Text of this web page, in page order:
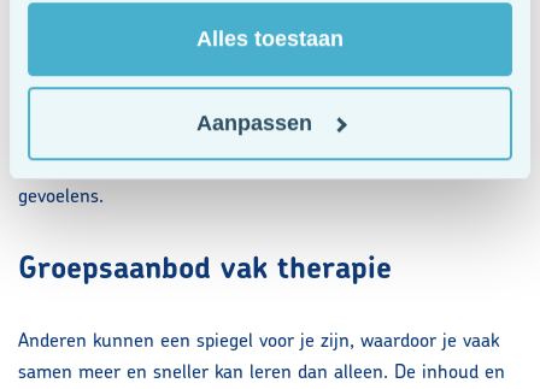
Alles toestaan
Aanpassen
Aan de start van de therapie wordt samen met jou gekeken
naar je wensen en behandeldoelen. Je therapeut helpt je bij
oefeningen die jullie doen. Zo leer jezelf beter kennen en op
een andere manier om te gaan met moeilijke ervaringen en
gevoelens.
Groepsaanbod vak therapie
Anderen kunnen een spiegel voor je zijn, waardoor je vaak
samen meer en sneller kan leren dan alleen. De inhoud en